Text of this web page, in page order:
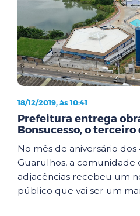
18/12/2019, às 10:41
Prefeitura entrega
Bonsucesso, o
No mês de aniversário dos
Guarulhos, a comunidade
adjacências recebeu um
público que vai ser um